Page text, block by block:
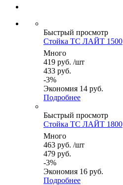
Быстрый просмотр
Стойка ТС ЛАЙТ 1500
Много
419 руб. /шт
433 руб.
-3%
Экономия 14 руб.
Подробнее
Быстрый просмотр
Стойка ТС ЛАЙТ 1800
Много
463 руб. /шт
479 руб.
-3%
Экономия 16 руб.
Подробнее